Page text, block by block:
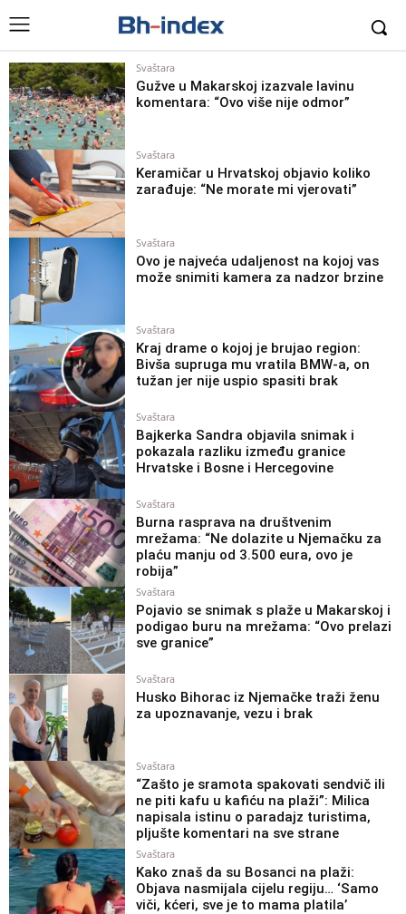
Svaštara
Gužve u Makarskoj izazvale lavinu
komentara: “Ovo više nije odmor”
Svaštara
Keramičar u Hrvatskoj objavio koliko
zarađuje: “Ne morate mi vjerovati”
Svaštara
Ovo je najveća udaljenost na kojoj vas
može snimiti kamera za nadzor brzine
Svaštara
Kraj drame o kojoj je brujao region:
Bivša supruga mu vratila BMW-a, on
tužan jer nije uspio spasiti brak
Svaštara
Bajkerka Sandra objavila snimak i
pokazala razliku između granice
Hrvatske i Bosne i Hercegovine
Svaštara
Burna rasprava na društvenim
mrežama: “Ne dolazite u Njemačku za
plaću manju od 3.500 eura, ovo je
robija”
Svaštara
Pojavio se snimak s plaže u Makarskoj i
podigao buru na mrežama: “Ovo prelazi
sve granice”
Svaštara
Husko Bihorac iz Njemačke traži ženu
za upoznavanje, vezu i brak
Svaštara
“Zašto je sramota spakovati sendvič ili
ne piti kafu u kafiću na plaži”: Milica
napisala istinu o paradajz turistima,
pljušte komentari na sve strane
Svaštara
Kako znaš da su Bosanci na plaži:
Objava nasmijala cijelu regiju… ‘Samo
viči, kćeri, sve je to mama platila’